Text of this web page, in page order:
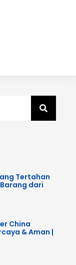
Tertahan
dari
China
& Aman |